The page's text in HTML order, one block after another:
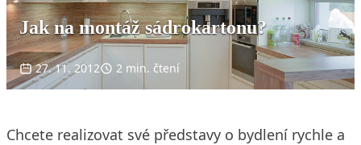
Jak na montáž sádrokartonu?
27. 11. 2012 2 min. čtení
Chcete realizovat své představy o bydlení rychle a